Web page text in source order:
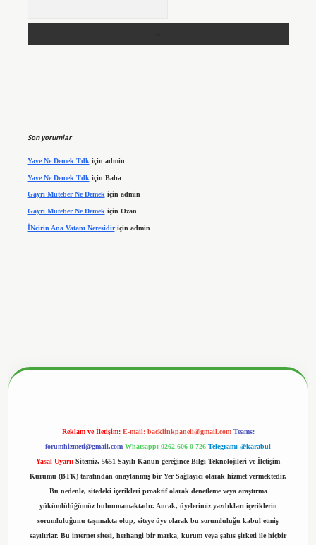
Son yorumlar
Yave Ne Demek Tdk için admin
Yave Ne Demek Tdk için Baba
Gayri Muteber Ne Demekiçin admin
Gayri Muteber Ne Demek için Ozan
İNcirin Ana Vatanı Neresidiriçin admin
Reklam ve İletişim: E-mail: backlinkpaneli@gmail.com Teams:
forumhizmeti@gmail.com Whatsapp: 0262 606 0 726 Telegram: @karabul
Yasal Uyarı: Sitemiz, 5651 Sayılı Kanun gereğince Bilgi Teknolojileri ve İletişim
Kurumu (BTK) tarafından onaylanmış bir Yer Sağlayıcı olarak hizmet vermektedir.
Bu nedenle, sitedeki içerikleri proaktif olarak denetleme veya araştırma
yükümlülüğümüz bulunmamaktadır. Ancak, üyelerimiz yazdıkları içeriklerin
sorumluluğunu taşımakta olup, siteye üye olarak bu sorumluluğu kabul etmiş
sayılırlar. Bu internet sitesi, herhangi bir marka, kurum veya şahıs şirketi ile hiçbir